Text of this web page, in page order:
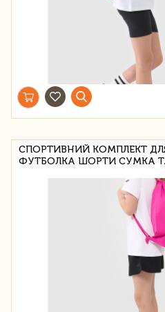
СПОРТИВНИЙ КОМПЛЕКТ
ФУТБОЛКА ШОРТИ СУМКА